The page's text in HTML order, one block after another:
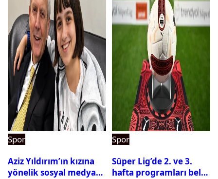
Spor
Aziz Yıldırım’ın kızına
yönelik sosyal medya
Spor
Süper Lig’de 2. ve 3.
hafta programları belli